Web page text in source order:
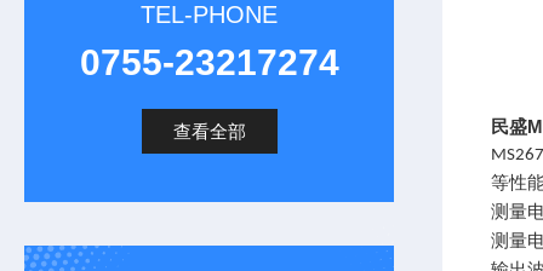
TEL-PHONE
0755-23217274
查看全部 民盛
等性
测量
测量